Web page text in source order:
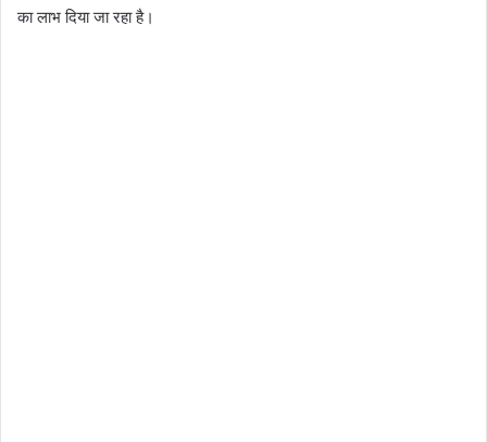
का लाभ दिया जा रहा है।